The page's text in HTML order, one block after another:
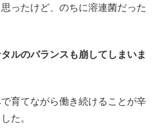
ったけど、のちに溶連菌だった
タルのバランスも崩してしまいま
育てながら働き続けることが辛
た。